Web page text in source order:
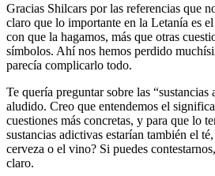
Gracias Shilcars por las referencias que
claro que lo importante en la Letanía es
con que la hagamos, más que otras
símbolos. Ahí nos hemos perdido
parecía complicarlo todo.
Te quería preguntar sobre las “sustancias
aludido. Creo que entendemos el
cuestiones más concretas, y para que lo
sustancias adictivas estarían también el
cerveza o el vino? Si puedes
claro.